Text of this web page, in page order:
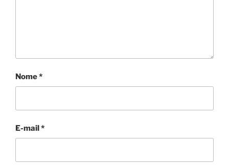
Nome*
E-mail*